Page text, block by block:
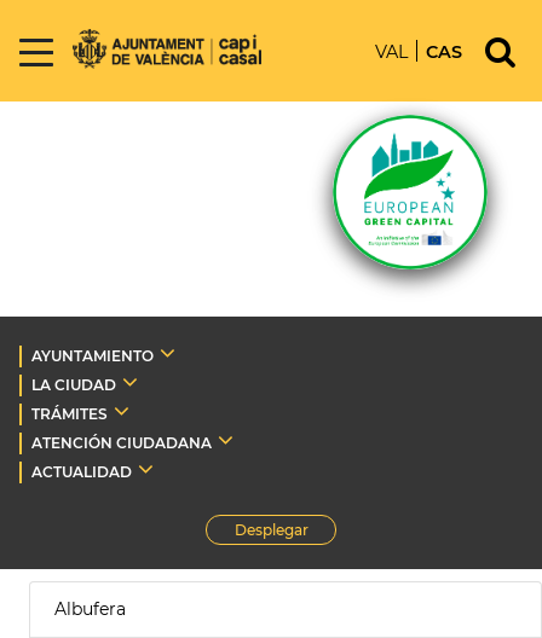
VAL CAS
AYUNTAMIENTO
LA CIUDAD
TRÁMITES
ATENCIÓN CIUDADANA
ACTUALIDAD
Desplegar
Albufera